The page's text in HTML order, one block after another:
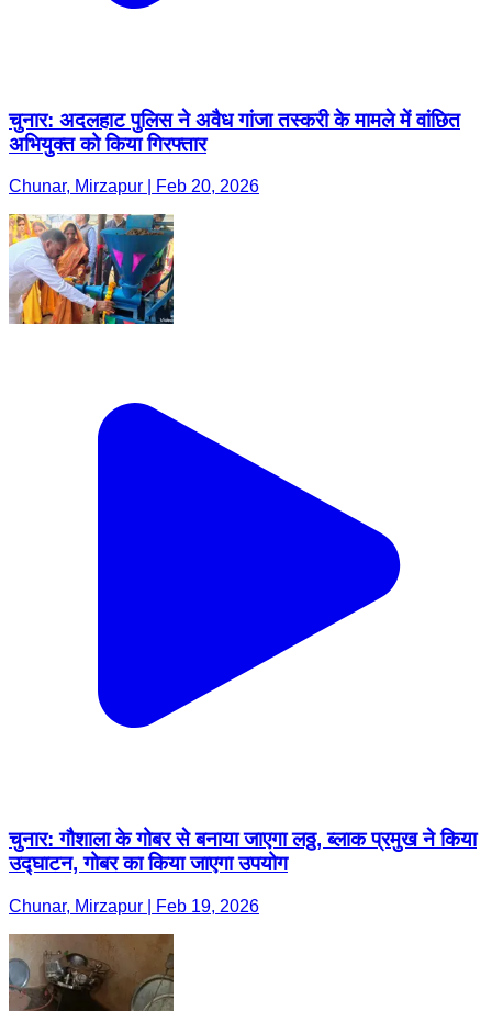
चुनार: अदलहाट पुलिस ने अवैध गांजा तस्करी के मामले में वांछित
अभियुक्त को किया गिरफ्तार
Chunar, Mirzapur | Feb 20, 2026
चुनार: गौशाला के गोबर से बनाया जाएगा लठ्ठ, ब्लाक प्रमुख ने किया
उद्घाटन, गोबर का किया जाएगा उपयोग
Chunar, Mirzapur | Feb 19, 2026